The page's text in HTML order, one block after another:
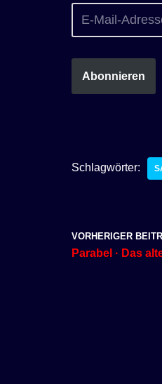
Abonnieren
Schlagwörter:
VORHERIGER
Parabel · Das